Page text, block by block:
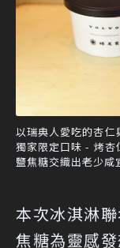
以瑞典人愛吃的杏仁
獨家限定口味 - 烤杏
鹽焦糖交織出老少咸
本次冰淇淋
焦糖為靈感